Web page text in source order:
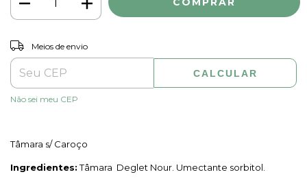
Entregas para o CEP:
Meios de envio
CALCULAR
Não sei meu CEP
Tâmara s/ Caroço
Ingredientes:Tâmara Deglet Nour. Umectante sorbitol.